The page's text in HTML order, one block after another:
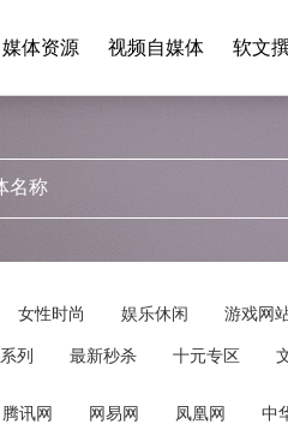
媒体资源 视频自媒体 软文
女性时尚 娱乐休闲 游戏网
列 最新秒杀 十元专区
腾讯网 网易网 凤凰网 中